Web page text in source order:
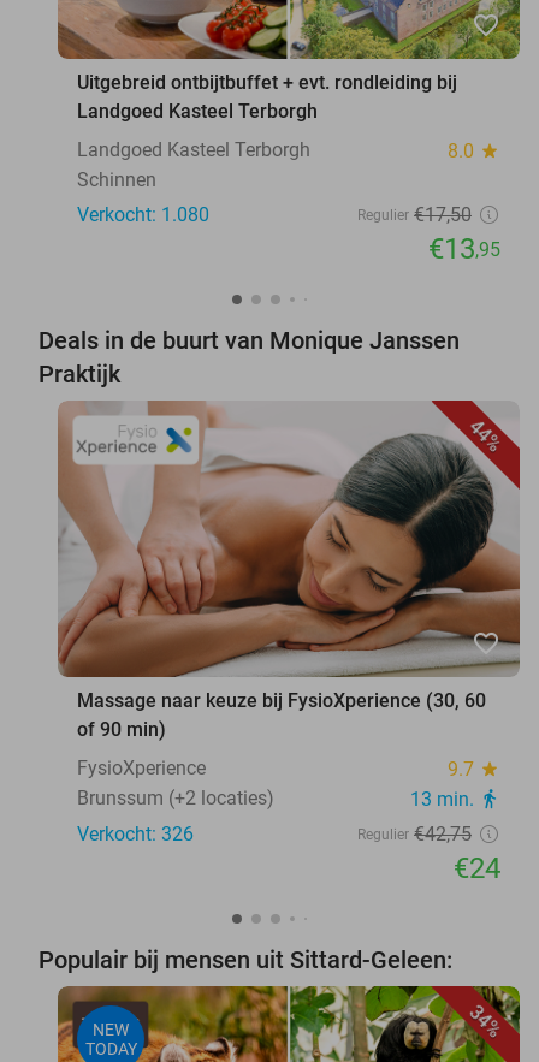
favorite_border
Uitgebreid ontbijtbuffet + evt. rondleiding bij
Landgoed Kasteel Terborgh
Landgoed Kasteel Terborgh
8.0 star
Schinnen
Verkocht: 1.080
Regulier €17,50
€13,95
Deals in de buurt van Monique Janssen
Praktijk
44%
favorite_border
Massage naar keuze bij FysioXperience (30, 60
of 90 min)
FysioXperience
9.7 star
Brunssum (+2 locaties) 13 min. directions_walk
Verkocht: 326 Regulier €42,75
€24
Populair bij mensen uit Sittard-Geleen:
34%
NEW
TODAY